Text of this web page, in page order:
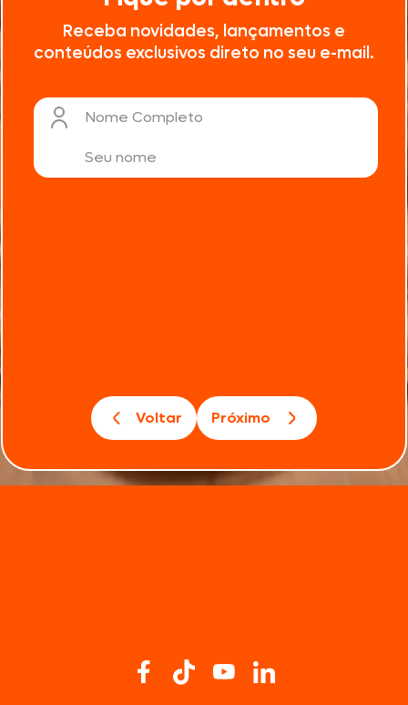
Receba novidades, lançamentos e
conteúdos exclusivos direto no seu e-mail.
Nome Completo
Voltar Próximo